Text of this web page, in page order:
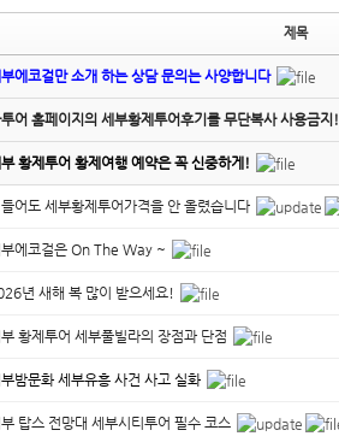
제목
에코걸만 소개 하는 상담 문의는 사양합니다
어 홈페이지의 세부황제투어후기를 무단복사 사용금지!
황제투어 황제여행 예약은 꼭 신중하게!
어도 세부황제투어가격을 안 올렸습니다
에코걸은 On The Way ~
년 새해 복 많이 받으세요!
황제투어 세부풀빌라의 장점과 단점
밤문화 세부유흥 사건 사고 실화
탑스 전망대 세부시티투어 필수 코스